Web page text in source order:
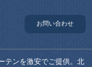
お問い合わせ
テンを激安でご提供。北